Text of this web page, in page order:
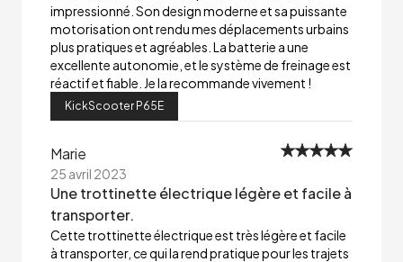
impressionné. Son design moderne et sa puissante
motorisation ont rendu mes déplacements urbains
plus pratiques et agréables. La batterie a une
excellente autonomie, et le système de freinage est
réactif et fiable. Je la recommande vivement !
KickScooter P65E
Marie
25 avril 2023
Une trottinette électrique légère et facile à
transporter.
Cette trottinette électrique est très légère et facile
à transporter, ce qui la rend pratique pour les trajets